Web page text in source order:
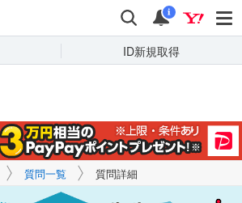
検索 通知
i
ID新規取得
キーワードで
質問を探す
質問一覧 質問詳細